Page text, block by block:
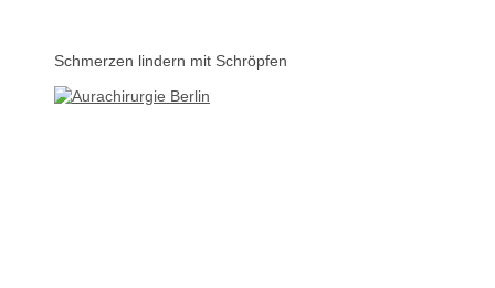
Schmerzen lindern mit Schröpfen